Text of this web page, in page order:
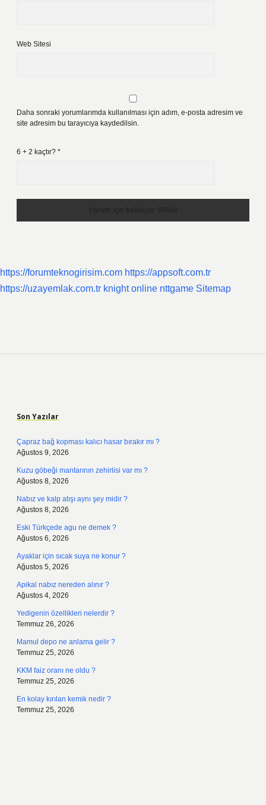
Web Sitesi
Daha sonraki yorumlarımda kullanılması için adım, e-posta adresim ve
site adresim bu tarayıcıya kaydedilsin.
6 + 2 kaçtır? *
https://forumteknogirisim.com https://appsoft.com.tr
https://uzayemlak.com.tr knight online nttgame Sitemap
Son Yazılar
Çapraz bağ kopması kalıcı hasar bırakır mı ?
Ağustos 9, 2026
Kuzu göbeği mantarının zehirlisi var mı ?
Ağustos 8, 2026
Nabız ve kalp atışı aynı şey midir ?
Ağustos 8, 2026
Eski Türkçede agu ne demek ?
Ağustos 6, 2026
Ayaklar için sıcak suya ne konur ?
Ağustos 5, 2026
Apikal nabız nereden alınır ?
Ağustos 4, 2026
Yedigenin özellikleri nelerdir ?
Temmuz 26, 2026
Mamul depo ne anlama gelir ?
Temmuz 25, 2026
KKM faiz oranı ne oldu ?
Temmuz 25, 2026
En kolay kırılan kemik nedir ?
Temmuz 25, 2026